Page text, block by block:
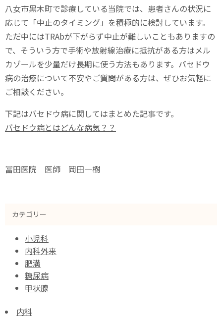
八女市黒木町で診療している当院では、患者さんの状況に
応じて「中止のタイミング」を積極的に検討しています。
ただ中にはTRAbが下がらず中止が難しいこともありますの
で、そういう方で手術や放射線治療に抵抗がある方はメル
カゾールを少量だけ長期に使う方法もあります。バセドウ
病の治療について不安やご質問がある方は、ぜひお気軽に
ご相談ください。
下記はバセドウ病に関してはまとめた記事です。
バセドウ病とはどんな病気？？
冨田医院 医師 岡田一樹
カテゴリー
小児科
内科外来
肥満
糖尿病
甲状腺
内科